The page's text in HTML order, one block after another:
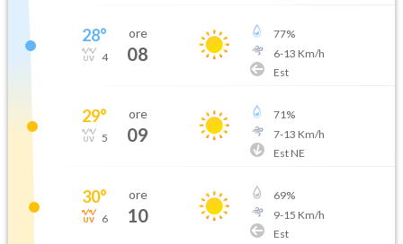
28°
4
ore
08
77%
6-13 Km/h
Est
29°
5
ore
09
71%
7-13 Km/h
Est NE
30°
6
ore
10
69%
9-15 Km/h
Est